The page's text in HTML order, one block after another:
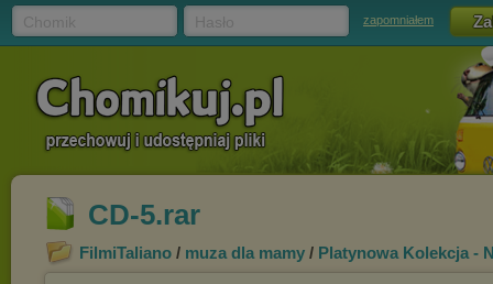
zapomniałem
CD-5.rar
FilmiTaliano / muza dla mamy / Platynowa Kolekcja -